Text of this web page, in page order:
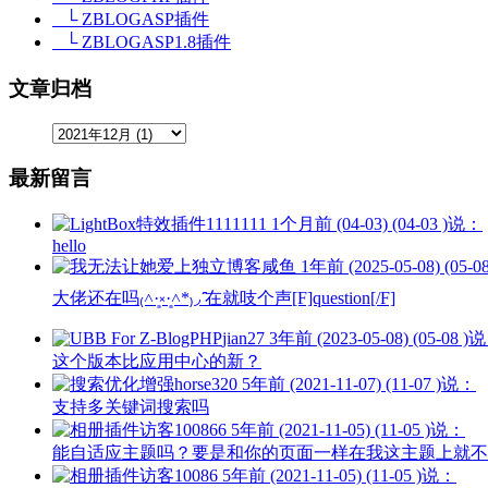
└ ZBLOGASP插件
└ ZBLOGASP1.8插件
文章归档
最新留言
1111111 1个月前 (04-03) (04-03 )说：
hello
咸鱼 1年前 (2025-05-08) (05-
大佬还在吗₍˄·͈༝·͈˄*₎◞ ̑̑在就吱个声[F]question[/F]
jian27 3年前 (2023-05-08) (05-08 )说
这个版本比应用中心的新？
horse320 5年前 (2021-11-07) (11-07 )说：
支持多关键词搜索吗
访客100866 5年前 (2021-11-05) (11-05 )说：
能自适应主题吗？要是和你的页面一样在我这主题上就
访客10086 5年前 (2021-11-05) (11-05 )说：